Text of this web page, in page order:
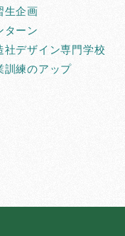
生企画
ターン
社デザイン専門学校
訓練のアップ